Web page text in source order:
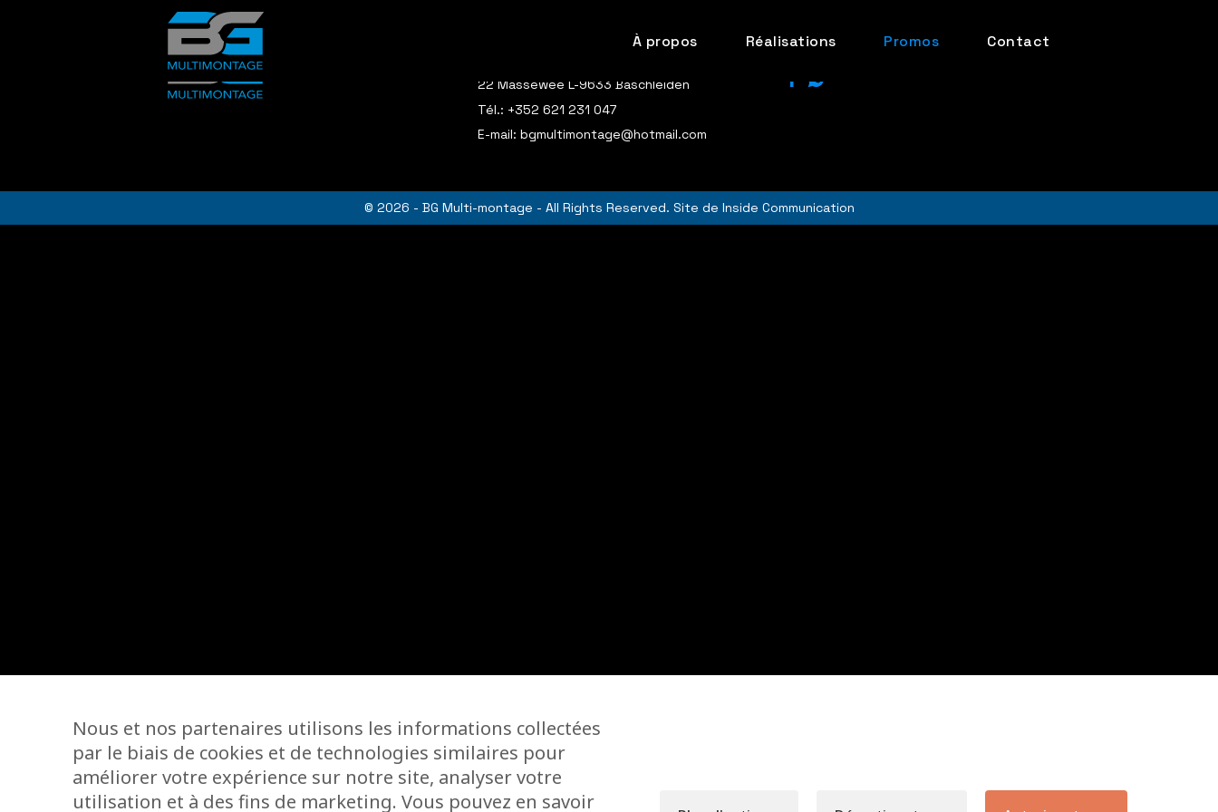
À propos Réalisations Promos Contact
Contactez-nous
22 Massewee L-9633 Baschleiden
Tél.: +352 621 231 047
E-mail:bgmultimontage@hotmail.com
Politique de confidentialité
© 2026 - BG Multi-montage - All Rights Reserved. Site de Inside Communication
Nous et nos partenaires utilisons les informations collectées
par le biais de cookies et de technologies similaires pour
améliorer votre expérience sur notre site, analyser votre
utilisation et à des fins de marketing. Vous pouvez en savoir